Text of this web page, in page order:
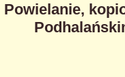
Powielanie,